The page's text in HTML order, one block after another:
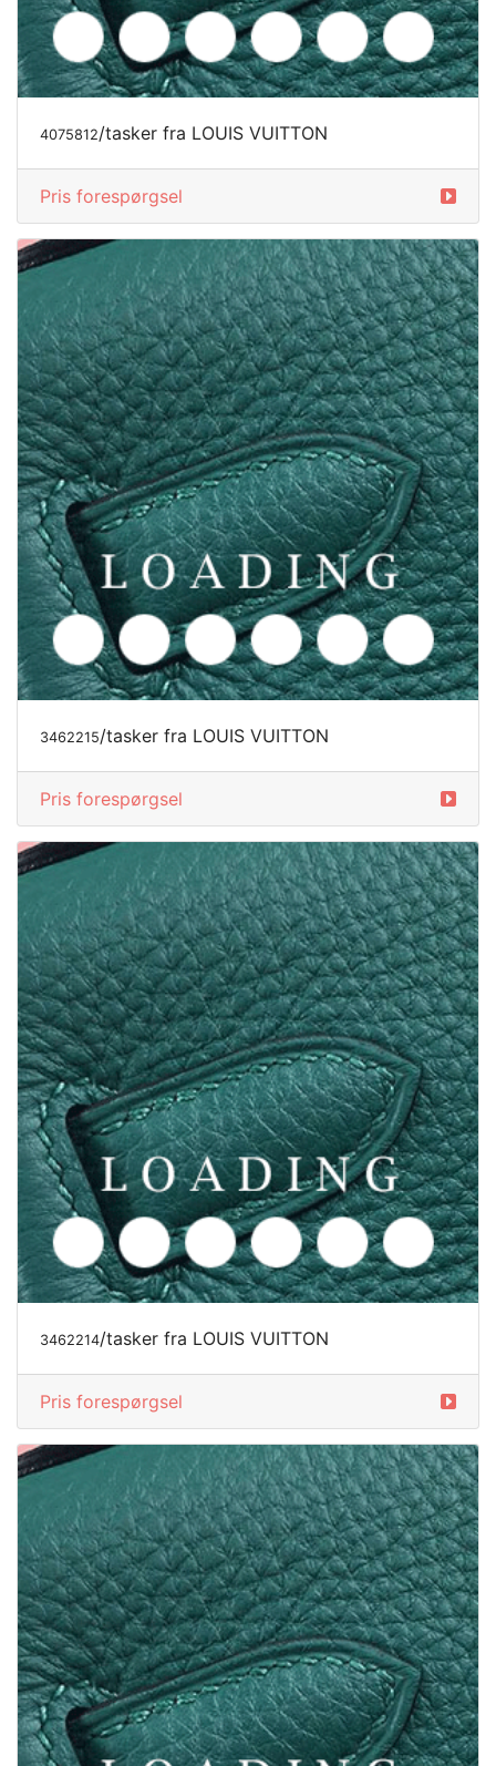
4075812/tasker fra LOUIS VUITTON
Pris forespørgsel
3462215/tasker fra LOUIS VUITTON
Pris forespørgsel
3462214/tasker fra LOUIS VUITTON
Pris forespørgsel